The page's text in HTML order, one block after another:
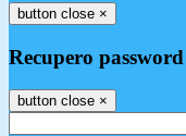
button close ×
Recupero password
button close ×